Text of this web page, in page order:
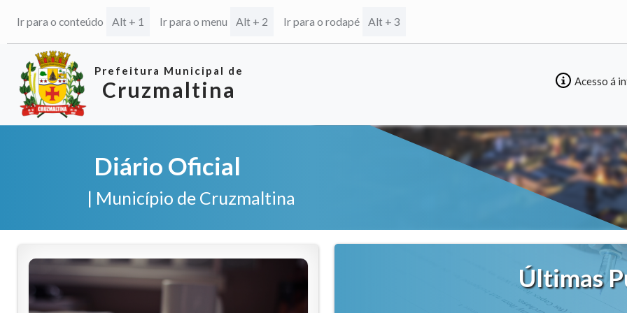
Ir para o conteúdo Alt + 1 Ir para o menu Alt + 2 Ir para o rodapé Alt + 3
Prefeitura Municipal de
Cruzmaltina Acesso á
Diário Oficial
| Município de Cruzmaltina
Últimas